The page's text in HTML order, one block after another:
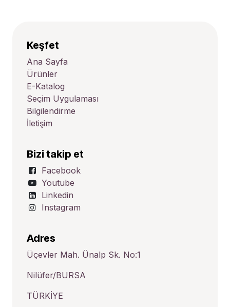
Keşfet
Ana Sayfa
Ürünler
E-Katalog
Seçim Uygulaması
Bilgilendirme
İletişim
Bizi takip et
Facebook
Youtube
Linkedin
Instagram
Adres
Üçevler Mah. Ünalp Sk. No:1
Nilüfer/BURSA
TÜRKİYE